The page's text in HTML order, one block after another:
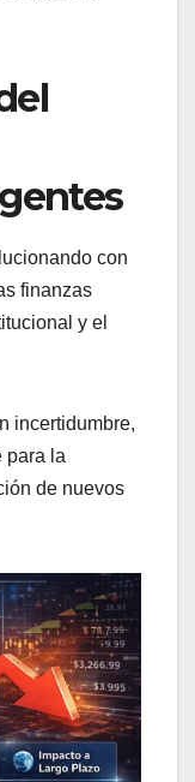
con
finanzas
y el
incertidumbre,
para la
de nuevos